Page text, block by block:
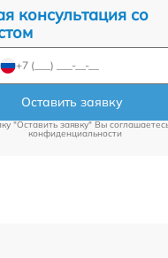
консультация со
Оставить заявку
"Оставить заявку" Вы
конфиденциальности